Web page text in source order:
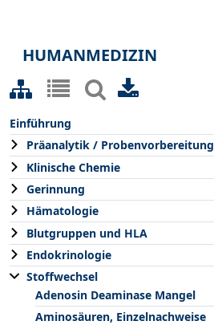
HUMANMEDIZIN
Einführung
Präanalytik / Probenvorbereitung
Klinische Chemie
Gerinnung
Hämatologie
Blutgruppen und HLA
Endokrinologie
Stoffwechsel
Adenosin Deaminase Mangel
Aminosäuren, Einzelnachweise